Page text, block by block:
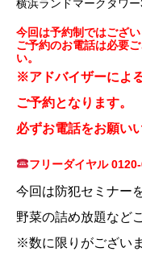
横浜ランドマークタワ
今回は予約制ではござい
ご予約のお電話は必要
い。
※アドバイザーによ
ご予約となります。
必ずお電話をお願い
フリーダイヤル
今回は防犯セミナー
野菜の詰め放題など
※数に限りがござい